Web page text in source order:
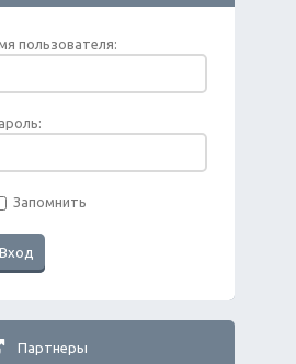
пользователя:
Запомнить
Партнеры